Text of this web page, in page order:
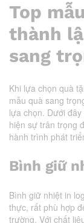
Top
thành
sang
Khi lựa chọn quà
mẫu quà sang
lựa chọn. Dưới
hiện sự trân trọng
hành trình phát
Bình giữ
Bình giữ nhiệt in
thực, rất phù hợp
trường. Với chất